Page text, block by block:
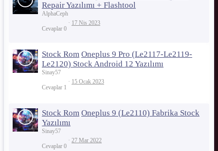
Repair Yazılımı + Flashtool
AlphaCeph
Cevaplar 0
17 Nis 2023
Stock Rom Oneplus 9 Pro (Le2117-Le2119-
Le2120) Stock Android 12 Yazılımı
Sinay57
Cevaplar 1
15 Ocak 2023
Stock Rom Oneplus 9 (Le2110) Fabrika Stock
Yazılımı
Sinay57
Cevaplar 0
27 Mar 2022